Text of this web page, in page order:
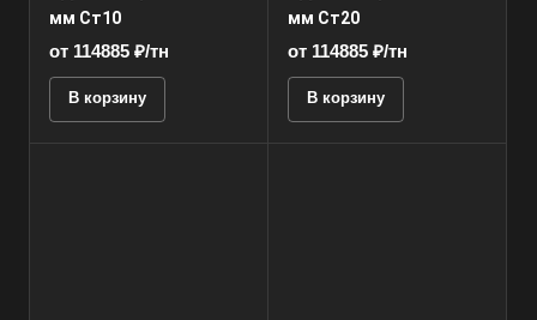
мм Ст10
от 114885 ₽/тн
В корзину
мм Ст20
от 114885 ₽/тн
В корзину